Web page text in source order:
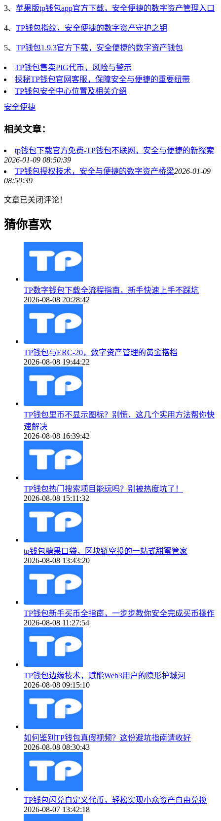
3、 苹果版tp钱包app官方下载，安全便捷的数字资产管理入口
4、 TP钱包指纹，安全便捷的数字资产守护之钥
5、 TP钱包1.9.3官方下载，安全便捷的数字资产钱包
TP钱包售卖PIG代币，风险与警示
探秘TP钱包官网客服，保障安全与便捷的重要纽带
TP钱包安全中心位置及相关介绍
安全便捷
相关文章：
tp钱包下载官方免费-TP钱包不联网，安全与便捷的新探索
2026-01-09 08:50:39
TP钱包授权技术，安全与便捷的数字资产桥梁2026-01-09
08:50:39
文章已关闭评论！
猜你喜欢
TP数字钱包下载全流程指南，新手快速上手不踩坑
2026-08-08 20:28:42
TP钱包与ERC-20，数字资产管理的黄金搭档
2026-08-08 19:44:22
TP钱包里币不显示图标？别慌，这几个实用方法帮你快
速解决
2026-08-08 16:39:42
TP钱包热门搜索项目能玩吗？别被热度坑了！
2026-08-08 15:11:32
tp钱包糖果口袋，区块链空投的一站式甜蜜管家
2026-08-08 13:43:20
TP钱包新手买币全指南，一步步教你安全完成买币操作
2026-08-08 11:27:54
TP钱包边缘技术，赋能Web3用户的隐形护城河
2026-08-08 09:15:10
如何鉴别TP钱包真假视频？这份避坑指南请收好
2026-08-08 08:30:43
TP钱包闪兑自定义代币，轻松实现小众资产自由兑换
2026-08-07 13:42:18